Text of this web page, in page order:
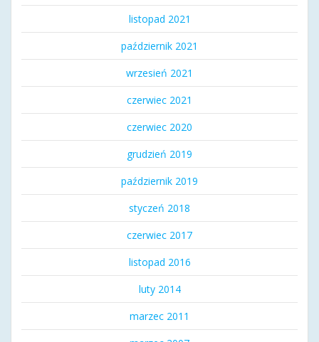
listopad 2021
październik 2021
wrzesień 2021
czerwiec 2021
czerwiec 2020
grudzień 2019
październik 2019
styczeń 2018
czerwiec 2017
listopad 2016
luty 2014
marzec 2011